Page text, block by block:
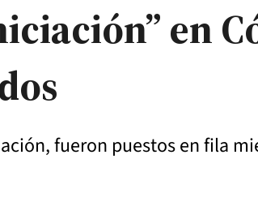
en
fueron puestos en fila